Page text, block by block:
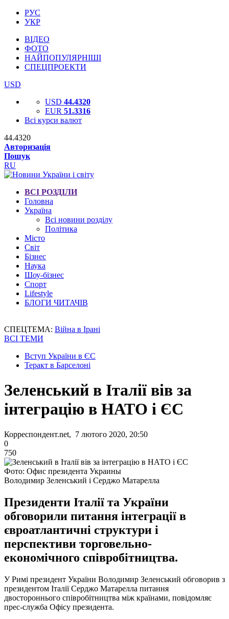
РУС
УКР
ВІДЕО
ФОТО
НАЙПОПУЛЯРНІШІ
СПЕЦПРОЕКТИ
USD
USD 44.4320
EUR 51.3316
Всі курси валют
44.4320
Авторизація
Пошук
RU
ВСІ РОЗДІЛИ
Головна
Україна
Всі новини розділу
Політика
Місто
Світ
Бізнес
Наука
Шоу-бізнес
Спорт
Lifestyle
БЛОГИ ЧИТАЧІВ
СПЕЦТЕМА: Війна в Ірані
ВСІ ТЕМИ
Вступ України в ЄС
Теракт в Барселоні
Зеленський в Італії вів за
інтеграцію в НАТО і ЄС
Корреспондент.net, 7 лютого 2020, 20:50
0
750
Фото: Офис президента Украины
Володимир Зеленський і Серджо Матарелла
Президенти Італії та України
обговорили питання інтеграції в
євроатлантичні структури і
перспективи торговельно-
економічного співробітництва.
У Римі президент України Володимир Зеленський обговорив з
президентом Італії Серджо Матарелла питання
двостороннього співробітництва між країнами, повідомляє
прес-служба Офісу президента.